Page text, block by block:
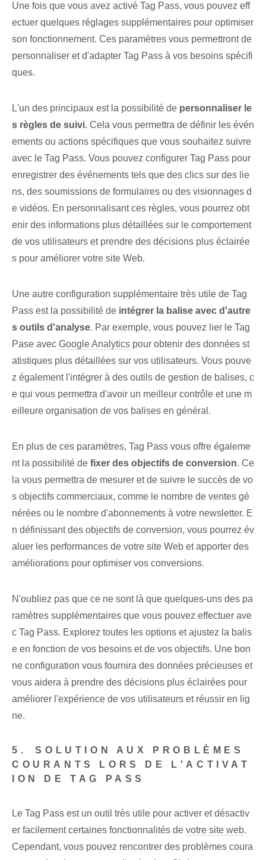
Une fois que vous avez activé Tag Pass, vous pouvez eff
ectuer quelques réglages supplémentaires pour optimiser
son fonctionnement. Ces paramètres vous permettront de
personnaliser et d'adapter Tag Pass à vos besoins spécifi
ques.
L'un des principaux est la possibilité de personnaliser le
s règles de suivi. Cela vous permettra de définir les évén
ements ou actions spécifiques que vous souhaitez suivre
avec le Tag Pass. Vous pouvez configurer Tag Pass pour
enregistrer des événements tels que des clics sur des lie
ns, des soumissions de formulaires ou des visionnages d
e vidéos. En personnalisant ces règles, vous pourrez obt
enir des informations plus détaillées sur le comportement
de vos utilisateurs et prendre des décisions plus éclairée
s pour améliorer votre site Web.
Une autre configuration supplémentaire très utile de Tag
Pass est la possibilité de intégrer la balise avec d'autre
s outils d'analyse.⁣ Par exemple, vous pouvez lier le Tag
‌Pase avec Google Analytics pour obtenir des données st
atistiques plus détaillées sur vos utilisateurs. Vous pouve
z également l'intégrer à des outils de gestion de balises, c
e qui vous permettra d'avoir un meilleur contrôle et une m
eilleure organisation de vos balises en général.
En plus de ces paramètres, Tag Pass vous offre égaleme
nt la possibilité de fixer des objectifs de conversion. Ce
la vous permettra de mesurer et de suivre le succès de vo
s objectifs commerciaux, comme le nombre de ventes gé
nérées ou le nombre d'abonnements à votre newsletter. E
n définissant des objectifs de conversion, vous pourrez év
aluer les performances de votre site Web et apporter des
améliorations pour optimiser vos conversions.
N'oubliez pas que ce ne sont là que quelques-uns des pa
ramètres supplémentaires que vous pouvez effectuer ave
c Tag Pass. Explorez toutes les options et ajustez la balis
e en fonction de vos besoins et de vos objectifs. Une bon
ne configuration vous fournira des données précieuses et
vous aidera à prendre des décisions plus éclairées pour
améliorer l'expérience de vos utilisateurs et réussir en lig
ne.
5.⁢ SOLUTION AUX PROBLÈMES
COURANTS LORS DE L'ACTIVAT
ION DE TAG PASS
Le Tag ‍Pass est un outil très utile pour activer et désactiv
er facilement certaines fonctionnalités de votre site web.
Cependant⁢, vous pouvez rencontrer des problèmes coura